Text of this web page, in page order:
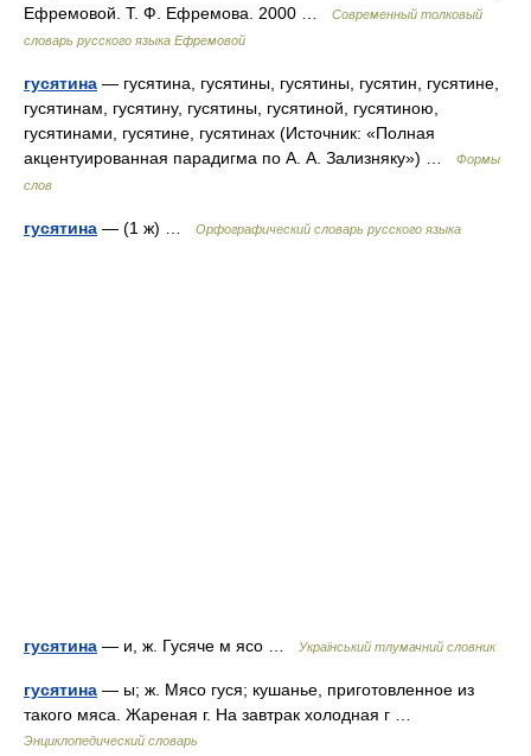
Ефремовой. Т. Ф. Ефремова. 2000 …
Современный толковый
словарь русского языка Ефремовой
гусятина — гусятина, гусятины, гусятины, гусятин, гусятине,
гусятинам, гусятину, гусятины, гусятиной, гусятиною,
гусятинами, гусятине, гусятинах (Источник: «Полная
акцентуированная парадигма по А. А. Зализняку») …
Формы
слов
гусятина — (1 ж) … Орфографический словарь русского языка
гусятина — и, ж. Гусяче м ясо … Український тлумачний словник
гусятина — ы; ж. Мясо гуся; кушанье, приготовленное из
такого мяса. Жареная г. На завтрак холодная г …
Энциклопедический словарь